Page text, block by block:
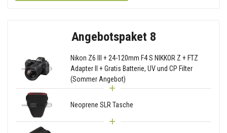
Angebotspaket 8
Nikon Z6 III + 24-120mm F4 S NIKKOR Z + FTZ
Adapter II + Gratis Batterie, UV und CP Filter
(Sommer Angebot)
Neoprene SLR Tasche